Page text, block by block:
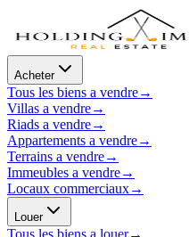
Acheter
Tous les biens a vendre→
Villas a vendre→
Riads a vendre→
Appartements a vendre→
Terrains a vendre→
Immeubles a vendre→
Locaux commerciaux→
Louer
Tous les biens a louer→